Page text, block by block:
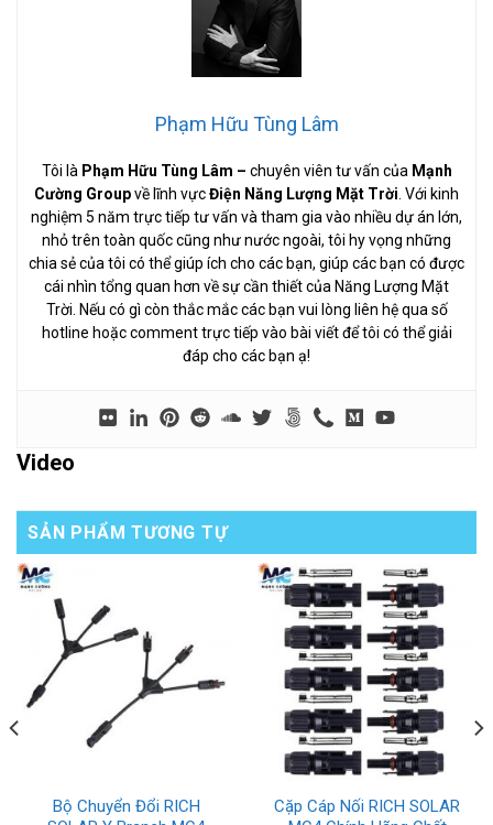
Phạm Hữu Tùng Lâm
Tôi là Phạm Hữu Tùng Lâm – chuyên viên tư vấn của Mạnh
Cường Groupvề lĩnh vựcĐiện Năng Lượng Mặt Trời . Với kinh
nghiệm 5 năm trực tiếp tư vấn và tham gia vào nhiều dự án lớn,
nhỏ trên toàn quốc cũng như nước ngoài, tôi hy vọng những
chia sẻ của tôi có thể giúp ích cho các bạn, giúp các bạn có được
cái nhìn tổng quan hơn về sự cần thiết của Năng Lượng Mặt
Trời. Nếu có gì còn thắc mắc các bạn vui lòng liên hệ qua số
hotline hoặc comment trực tiếp vào bài viết để tôi có thể giải
đáp cho các bạn ạ!
Video
SẢN PHẨM TƯƠNG TỰ
Bộ Chuyển Đổi RICH
Cặp Cáp Nối RICH SOLAR